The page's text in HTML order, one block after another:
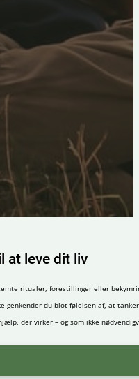
at leve dit liv
ritualer, forestillinger eller
genkender du blot følelsen af, at
der virker – og som ikke